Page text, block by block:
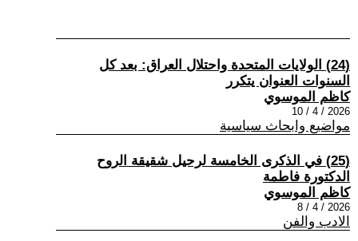
(24) الولايات المتحدة واحتلال العراق: بعد كل
السنوات العنوان يتكرر
كاظم الموسوي
2026 / 4 / 10
مواضيع وابحاث سياسية
(25) في الذكرى الخامسة لرحيل شقيقة الروح
الدكتورة فاطمة
كاظم الموسوي
2026 / 4 / 8
الادب والفن